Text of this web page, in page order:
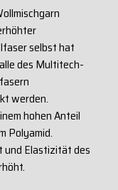
selbst hat
des Multitech-
werden.
hohen Anteil
Polyamid.
und Elastizität des